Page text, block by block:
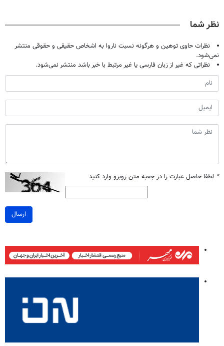
نظر شما
نظرات حاوی توهین و هرگونه نسبت ناروا به اشخاص حقیقی و حقوقی منتشر
نمی‌شود.
نظراتی که غیر از زبان فارسی یا غیر مرتبط با خبر باشد منتشر نمی‌شود.
* لطفا حاصل عبارت را در جعبه متن روبرو وارد کنید
ارسال